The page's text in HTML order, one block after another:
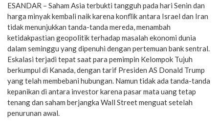
ESANDAR – Saham Asia terbukti tangguh pada hari Senin dan
harga minyak kembali naik karena konflik antara Israel dan Iran
tidak menunjukkan tanda-tanda mereda, menambah
ketidakpastian geopolitik terhadap masalah ekonomi dunia
dalam seminggu yang dipenuhi dengan pertemuan bank sentral.
Eskalasi terjadi tepat saat para pemimpin Kelompok Tujuh
berkumpul di Kanada, dengan tarif Presiden AS Donald Trump
yang telah membebani hubungan. Namun tidak ada tanda-tanda
kepanikan di antara investor karena pasar mata uang tetap
tenang dan saham berjangka Wall Street menguat setelah
penurunan awal.